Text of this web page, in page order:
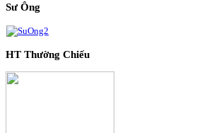
Sư Ông
HT Thường Chiếu